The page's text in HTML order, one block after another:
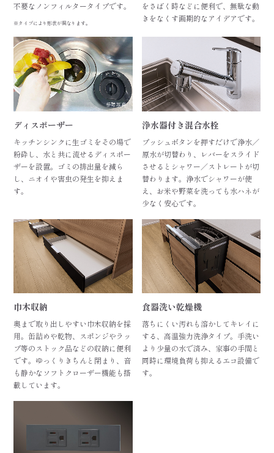
不要なノンフィルタータイプです。
※タイプにより形状が異なります。
をさばく時などに便利で、無駄な動
きをなくす画期的なアイデアです。
参考写真
ディスポーザー
キッチンシンクに生ゴミをその場で
粉砕し、水と共に流せるディスポー
ザーを設置。ゴミの排出量を減ら
し、ニオイや害虫の発生を抑えま
す。
浄水器付き混合水栓
プッシュボタンを押すだけで浄水／
原水が切替わり、レバーをスライド
させるとシャワー／ストレートが切
替わります。浄水でシャワーが使
え、お米や野菜を洗っても水ハネが
少なく安心です。
巾木収納
奥まで取り出しやすい巾木収納を採
用。缶詰めや乾物、スポンジやラッ
プ等のストック品などの収納に便利
です。ゆっくりきちんと閉まり、音
も静かなソフトクローザー機能も搭
載しています。
食器洗い乾燥機
落ちにくい汚れも溶かしてキレイに
する、高温強力洗浄タイプ。手洗い
より少量の水で済み、家事の手間と
同時に環境負荷も抑えるエコ設備で
す。